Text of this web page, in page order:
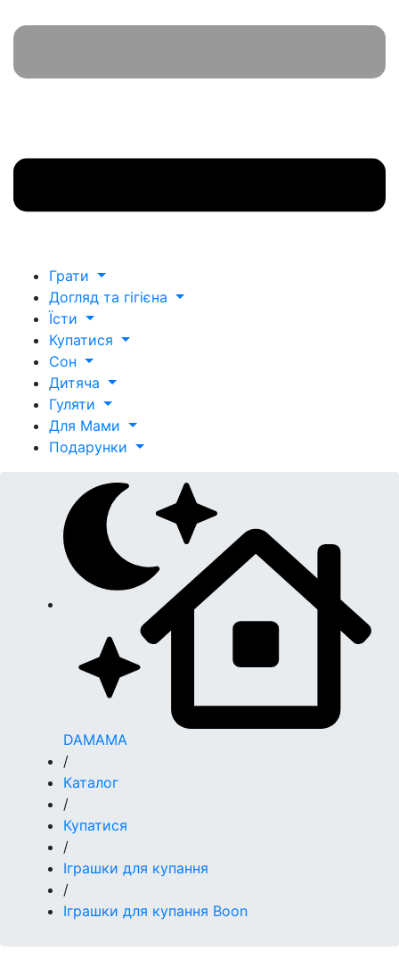
Грати
Догляд та гігієна
Їсти
Купатися
Сон
Дитяча
Гуляти
Для Мами
Подарунки
DAMAMA
/
Каталог
/
Купатися
/
Іграшки для купання
/
Іграшки для купання Boon